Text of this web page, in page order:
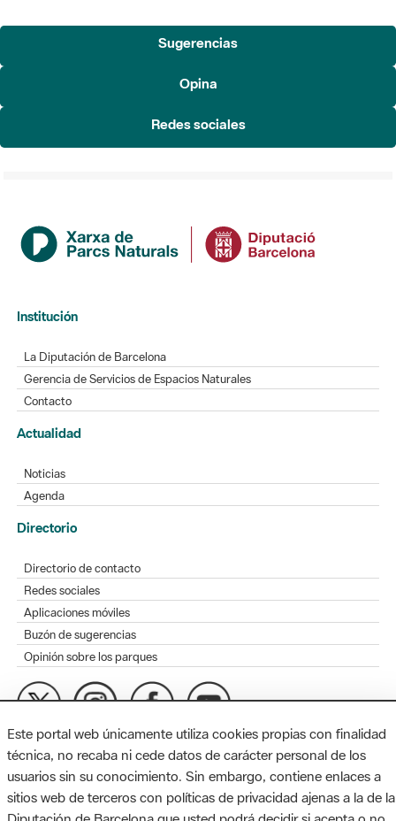
Sugerencias
Opina
Redes sociales
Institución
La Diputación de Barcelona
Gerencia de Servicios de Espacios Naturales
Contacto
Actualidad
Noticias
Agenda
Directorio
Directorio de contacto
Redes sociales
Aplicaciones móviles
Buzón de sugerencias
Opinión sobre los parques
MAPA WEB AVISO LEGAL ACCESIBILIDAD
Diputación de Barcelona. Edifici Llacuna, 1a planta. Badajoz, 49.
08005 Barcelona. Tel. 934 022 428 / xarxaparcs@diba.cat
Este portal web únicamente utiliza cookies propias con finalidad
técnica, no recaba ni cede datos de carácter personal de los
usuarios sin su conocimiento. Sin embargo, contiene enlaces a
sitios web de terceros con políticas de privacidad ajenas a la de la